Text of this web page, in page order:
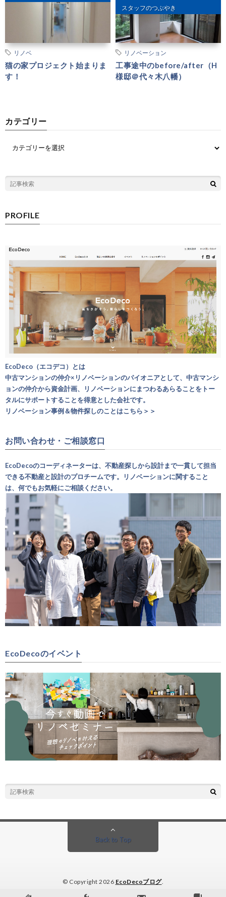
リノベ
猫の家プロジェクト始まりま
す！
スタッフのつぶやき
リノベーション
工事途中のbefore/after（H
様邸＠代々木八幡）
カテゴリー
PROFILE
EcoDeco（エコデコ）とは
中古マンションの仲介×リノベーションのパイオニアとして、中古マンシ
ョンの仲介から資金計画、リノベーションにまつわるあらることをトー
タルにサポートすることを得意とした会社です。
リノベーション事例＆物件探しのことはこちら＞＞
お問い合わせ・ご相談窓口
EcoDecoのコーディネーターは、不動産探しから設計まで一貫して担当
できる不動産と設計のプロチームです。リノベーションに関すること
は、何でもお気軽にご相談ください。
EcoDecoのイベント
Back to Top
© Copyright 2026 EcoDecoブログ.
EcoDecoブログ by
FIT-Web Create . Powered by WordPress.